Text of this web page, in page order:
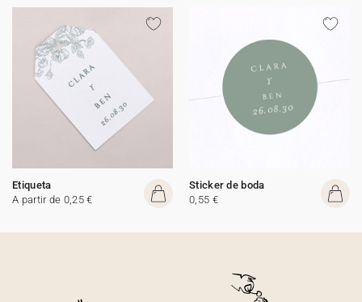
Etiqueta
A partir de 0,25 €
Sticker de boda
0,55 €